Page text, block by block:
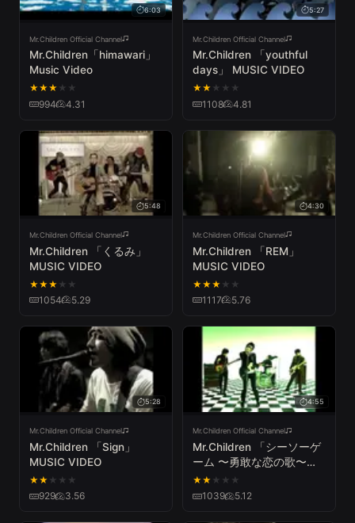
6:03
Mr.Children Official Channel
Mr.Children「himawari」
Music Video
★★★ ★ ★
994 4.31
5:27
Mr.Children Official Channel
Mr.Children 「youthful
days」 MUSIC VIDEO
★★ ★ ★ ★
1108 4.81
5:48
Mr.Children Official Channel
Mr.Children 「くるみ」
MUSIC VIDEO
★★★ ★ ★
1054 5.29
4:30
Mr.Children Official Channel
Mr.Children 「REM」
MUSIC VIDEO
★★★ ★ ★
1117 5.76
5:28
Mr.Children Official Channel
Mr.Children 「Sign」
MUSIC VIDEO
★★ ★ ★ ★
929 3.56
4:55
Mr.Children Official Channel
Mr.Children 「シーソーゲ
ーム 〜勇敢な恋の歌〜」
MUSIC VIDEO
★★ ★ ★ ★
1039 5.12